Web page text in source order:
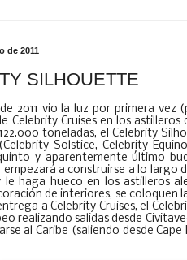
de 2011
SILHOUETTE
2011 vio la luz por primera vez
Celebrity Cruises en los
toneladas, el Celebrity
Solstice, Celebrity
y aparentemente último
a construirse a lo largo
le haga hueco en los astilleros
de interiores, se coloquen
a Celebrity Cruises, el
realizando salidas desde
al Caribe (saliendo desde